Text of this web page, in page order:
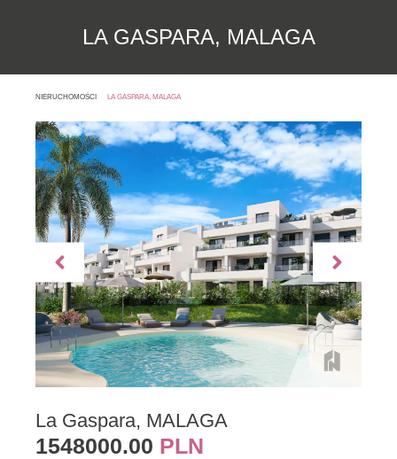
LA GASPARA, MALAGA
NIERUCHOMOŚCI LA GASPARA, MALAGA
La Gaspara, MALAGA
1548000.00 PLN